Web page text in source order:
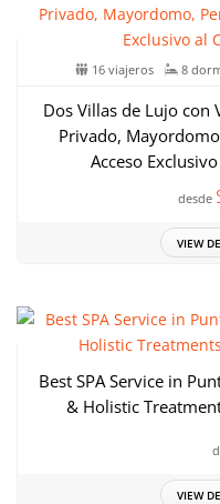
16 viajeros 8
Dos Villas de Lujo con
Privado,
Acceso
desde
VIEW
Best SPA Service in
& Holistic
VIEW